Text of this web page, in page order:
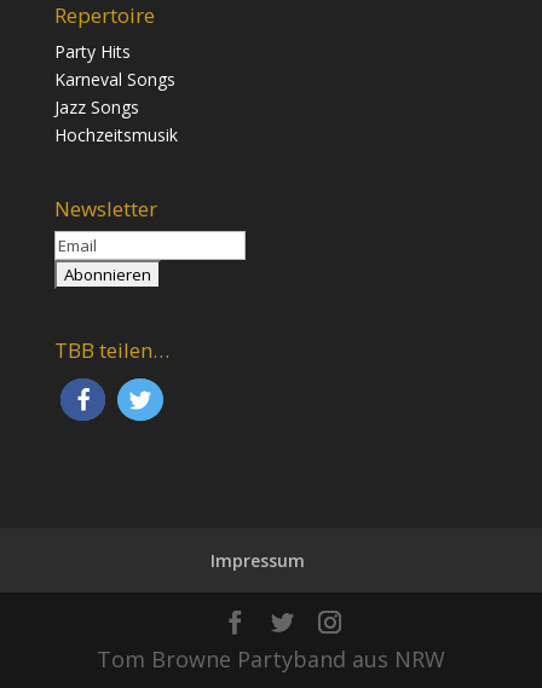
Repertoire
Party Hits
Karneval Songs
Jazz Songs
Hochzeitsmusik
Newsletter
TBB teilen…
Impressum
Tom Browne Partyband aus NRW